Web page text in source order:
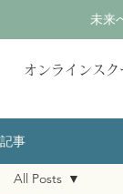
未来
オンラインスク
記事
All Posts